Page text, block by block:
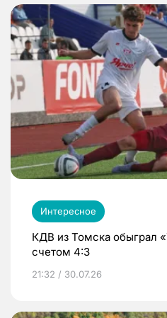
Интересное
КДВ из Томска обыграл
счетом 4:3
21:32 / 30.07.26